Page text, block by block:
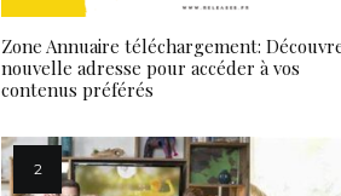
Zone Annuaire téléchargement:
nouvelle adresse pour accéder à vos
contenus préférés